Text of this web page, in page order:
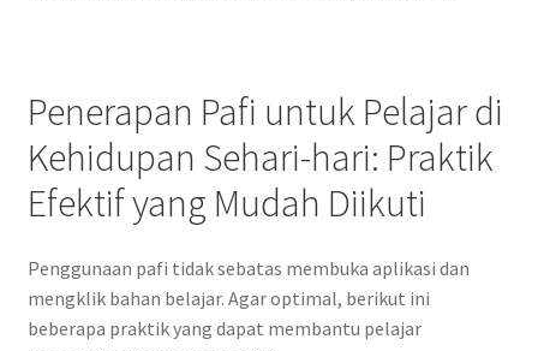
Penerapan Pafi untuk Pelajar di
Kehidupan Sehari-hari: Praktik
Efektif yang Mudah Diikuti
Penggunaan pafi tidak sebatas membuka aplikasi dan
mengklik bahan belajar. Agar optimal, berikut ini
beberapa praktik yang dapat membantu pelajar